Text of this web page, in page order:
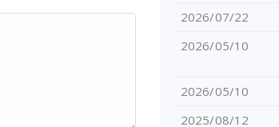
2026/07/22
2026/05/10
2026/05/10
2025/08/12